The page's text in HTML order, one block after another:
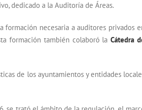
dedicado a la Auditoría de Áreas.
necesaria a auditores privados
formación también colaboró la Cátedra
de los ayuntamientos y entidades